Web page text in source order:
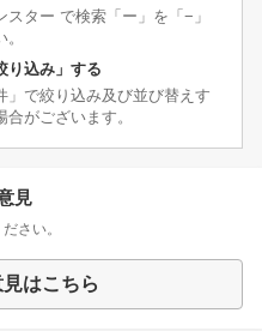
ター で検索「ー」を「−」
り込み」する
」で絞り込み及び並び替えす
がございます。
見
さい。
はこちら